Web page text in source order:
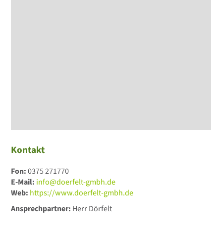
Kontakt
Fon:0375 271770
E-Mail: info@doerfelt-gmbh.de
Web: https://www.doerfelt-gmbh.de
Ansprechpartner: Herr Dörfelt